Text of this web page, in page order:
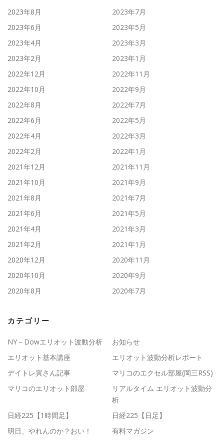
2023年8月
2023年7月
2023年6月
2023年5月
2023年4月
2023年3月
2023年2月
2023年1月
2022年12月
2022年11月
2022年10月
2022年9月
2022年8月
2022年7月
2022年6月
2022年5月
2022年4月
2022年3月
2022年2月
2022年1月
2021年12月
2021年11月
2021年10月
2021年9月
2021年8月
2021年7月
2021年6月
2021年5月
2021年4月
2021年3月
2021年2月
2021年1月
2020年12月
2020年11月
2020年10月
2020年9月
2020年8月
2020年7月
カテゴリー
NY－Dowエリオット波動分析
お知らせ
エリオット基本講座
エリオット波動分析レポート
デイトレ寅さん記事
マリコのエクセル部屋(岡三RSS)
マリコのエリオット部屋
リアルタイム エリオット波動分
析
日経225【1時間足】
日経225【日足】
明日、やれんのか？おい！
有料マガジン